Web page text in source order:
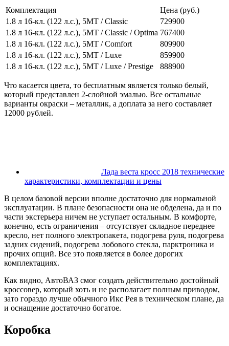
Комплектация
Цена (руб.)
1.8 л 16-кл. (122 л.с.), 5МТ / Classic
729900
1.8 л 16-кл. (122 л.с.), 5МТ / Classic / Optima 767400
1.8 л 16-кл. (122 л.с.), 5МТ / Comfort
809900
1.8 л 16-кл. (122 л.с.), 5МТ / Luxe
859900
1.8 л 16-кл. (122 л.с.), 5МТ / Luxe / Prestige
888900
Что касается цвета, то бесплатным является только белый,
который представлен 2-слойной эмалью. Все остальные
варианты окраски – металлик, а доплата за него составляет
12000 рублей.
Лада веста кросс 2018 технические
характеристики, комплектации и цены
В целом базовой версии вполне достаточно для нормальной
эксплуатации. В плане безопасности она не обделена, да и по
части экстерьера ничем не уступает остальным. В комфорте,
конечно, есть ограничения – отсутствует складное переднее
кресло, нет полного электропакета, подогрева руля, подогрева
задних сидений, подогрева лобового стекла, парктроника и
прочих опций. Все это появляется в более дорогих
комплектациях.
Как видно, АвтоВАЗ смог создать действительно достойный
кроссовер, который хоть и не располагает полным приводом,
зато гораздо лучше обычного Икс Рея в техническом плане, да
и оснащение достаточно богатое.
Коробка